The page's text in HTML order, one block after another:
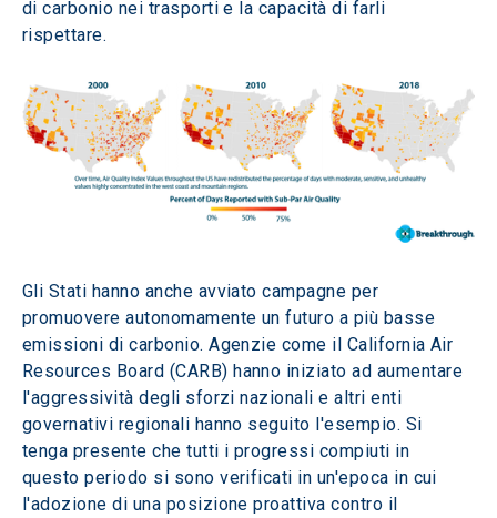
di carbonio nei trasporti e la capacità di farli
rispettare.
Gli Stati hanno anche avviato campagne per
promuovere autonomamente un futuro a più basse
emissioni di carbonio. Agenzie come il California Air
Resources Board (CARB) hanno iniziato ad aumentare
l'aggressività degli sforzi nazionali e altri enti
governativi regionali hanno seguito l'esempio. Si
tenga presente che tutti i progressi compiuti in
questo periodo si sono verificati in un'epoca in cui
l'adozione di una posizione proattiva contro il